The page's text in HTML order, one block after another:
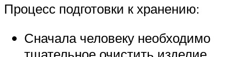
Процесс подготовки к хранению:
Сначала человеку необходимо